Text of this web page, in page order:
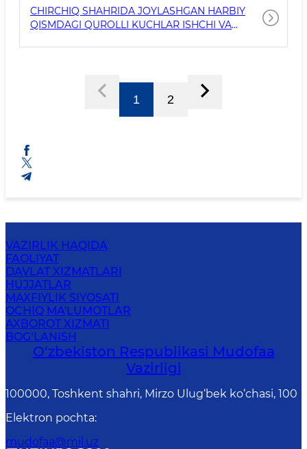
RO‘YXATI
CHIRCHIQ SHAHRIDA JOYLASHGAN HARBIY
QISMDAGI QUROLLI KUCHLAR ISHCHI VA
1 2
VAZIRLIK HAQIDA
FAOLIYAT
DAVLAT XIZMATLARI
HUJJATLAR
MAXFIYLIK SIYOSATI
OCHIQ MA'LUMOTLAR
AXBOROT XIZMATI
BOG‘LANISH
O‘zbekiston Respublikasi Mudofaa
Vazirligi
100000, Toshkent shahri, Mirzo Ulug‘bek ko‘chasi, 100
Elektron pochta:
mudofaa@mil.uz